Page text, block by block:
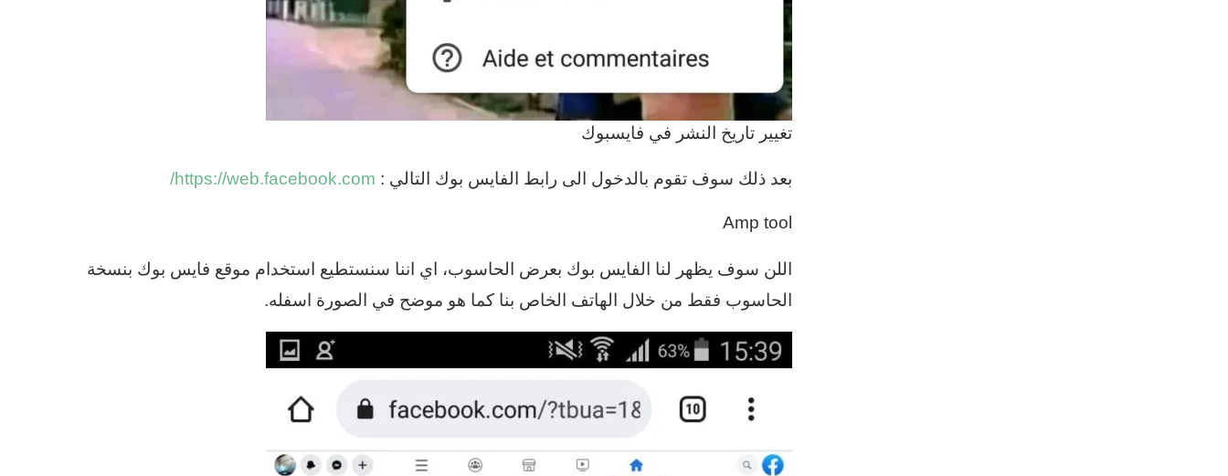
تغيير تاريخ النشر في فايسبوك
بعد ذلك سوف تقوم بالدخول الى رابط الفايس بوك التالي : https://web.facebook.com/
Amp tool
اللن سوف يظهر لنا الفايس بوك بعرض الحاسوب، اي اننا سنستطيع استخدام موقع فايس بوك بنسخة
الحاسوب فقط من خلال الهاتف الخاص بنا كما هو موضح في الصورة اسفله.